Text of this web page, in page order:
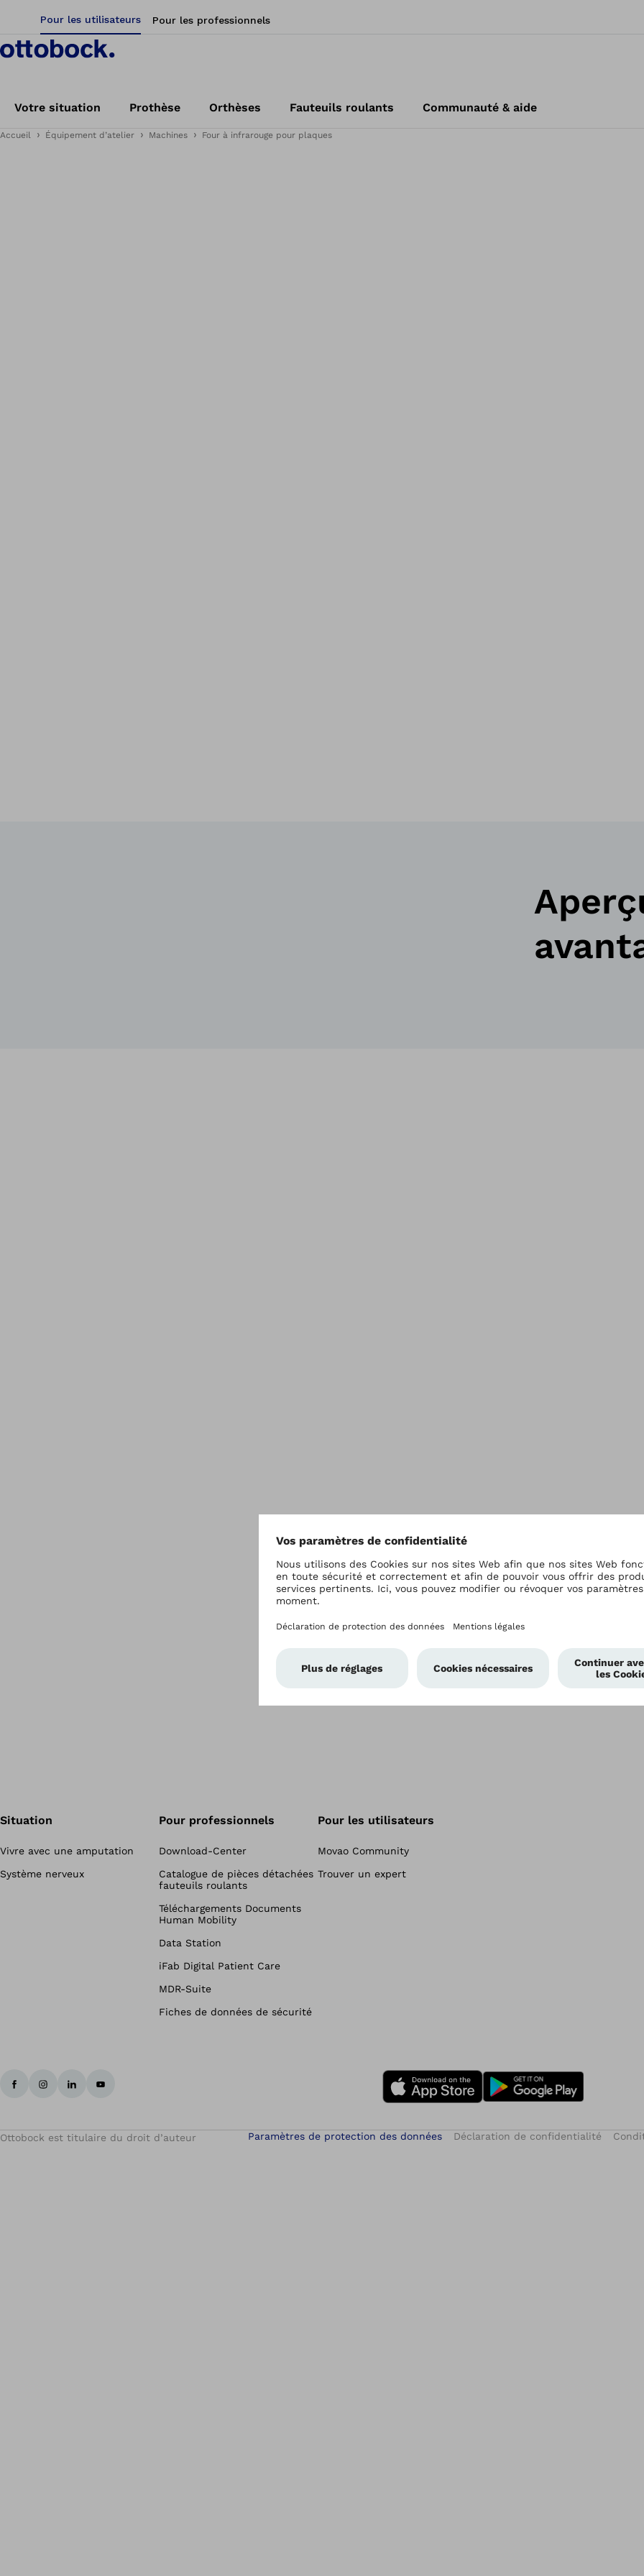
Pour les utilisateurs Pour les professionnels
Votre situation Prothèse Orthèses Fauteuils roulants Communauté & aide
Accueil Équipement d’atelier Machines Four à infrarouge pour plaques
Situation
Vivre avec une amputation
Système nerveux
Pour professionnels
Download-Center
Catalogue de pièces détachées
fauteuils roulants
Téléchargements Documents
Human Mobility
Data Station
iFab Digital Patient Care
MDR-Suite
Fiches de données de sécurité
Pour les utilisateurs
Movao Community
Trouver un expert
Ottobock est titulaire du droit d’auteur Paramètres de protection des données Déclaration de confidentialité